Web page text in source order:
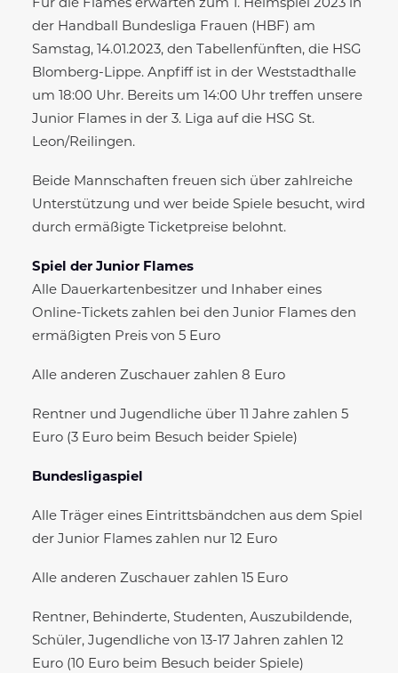
Für die Flames erwarten zum 1. Heimspiel 2023 in
der Handball Bundesliga Frauen (HBF) am
Samstag, 14.01.2023, den Tabellenfünften, die HSG
Blomberg-Lippe. Anpfiff ist in der Weststadthalle
um 18:00 Uhr. Bereits um 14:00 Uhr treffen unsere
Junior Flames in der 3. Liga auf die HSG St.
Leon/Reilingen.
Beide Mannschaften freuen sich über zahlreiche
Unterstützung und wer beide Spiele besucht, wird
durch ermäßigte Ticketpreise belohnt.
Spiel der Junior Flames
Alle Dauerkartenbesitzer und Inhaber eines
Online-Tickets zahlen bei den Junior Flames den
ermäßigten Preis von 5 Euro
Alle anderen Zuschauer zahlen 8 Euro
Rentner und Jugendliche über 11 Jahre zahlen 5
Euro (3 Euro beim Besuch beider Spiele)
Bundesligaspiel
Alle Träger eines Eintrittsbändchen aus dem Spiel
der Junior Flames zahlen nur 12 Euro
Alle anderen Zuschauer zahlen 15 Euro
Rentner, Behinderte, Studenten, Auszubildende,
Schüler, Jugendliche von 13-17 Jahren zahlen 12
Euro (10 Euro beim Besuch beider Spiele)